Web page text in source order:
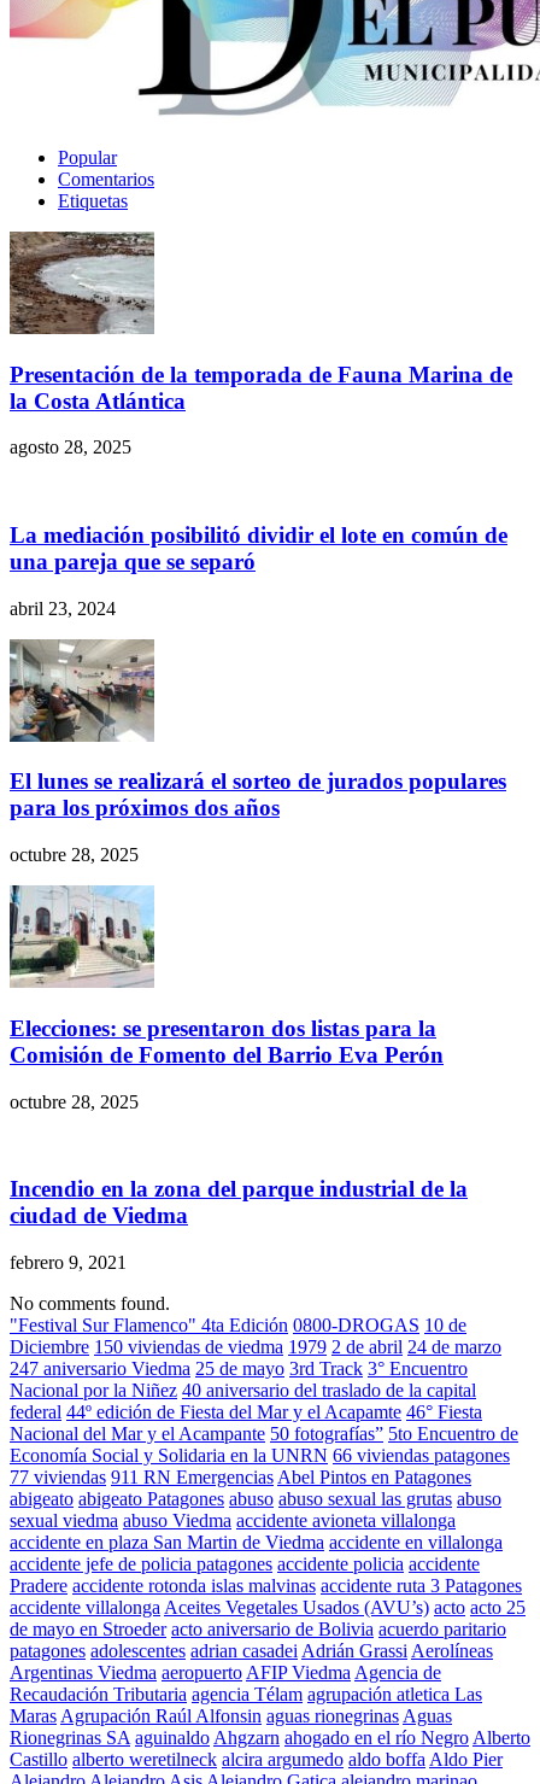
Popular
Comentarios
Etiquetas
Presentación de la temporada de Fauna Marina de
la Costa Atlántica
agosto 28, 2025
La mediación posibilitó dividir el lote en común de
una pareja que se separó
abril 23, 2024
El lunes se realizará el sorteo de jurados populares
para los próximos dos años
octubre 28, 2025
Elecciones: se presentaron dos listas para la
Comisión de Fomento del Barrio Eva Perón
octubre 28, 2025
Incendio en la zona del parque industrial de la
ciudad de Viedma
febrero 9, 2021
No comments found.
"Festival Sur Flamenco" 4ta Edición 0800-DROGAS 10 de
Diciembre 150 viviendas de viedma 1979 2 de abril 24 de marzo
247 aniversario Viedma 25 de mayo 3rd Track 3° Encuentro
Nacional por la Niñez 40 aniversario del traslado de la capital
federal 44º edición de Fiesta del Mar y el Acapamte 46° Fiesta
Nacional del Mar y el Acampante 50 fotografías” 5to Encuentro de
Economía Social y Solidaria en la UNRN 66 viviendas patagones
77 viviendas 911 RN Emergencias Abel Pintos en Patagones
abigeato abigeato Patagones abuso abuso sexual las grutas abuso
sexual viedma abuso Viedma accidente avioneta villalonga
accidente en plaza San Martin de Viedma accidente en villalonga
accidente jefe de policia patagones accidente policia accidente
Pradere accidente rotonda islas malvinas accidente ruta 3 Patagones
accidente villalonga Aceites Vegetales Usados (AVU’s) acto acto 25
de mayo en Stroeder acto aniversario de Bolivia acuerdo paritario
patagones adolescentes adrian casadei Adrián Grassi Aerolíneas
Argentinas Viedma aeropuerto AFIP Viedma Agencia de
Recaudación Tributaria agencia Télam agrupación atletica Las
Maras Agrupación Raúl Alfonsin aguas rionegrinas Aguas
Rionegrinas SA aguinaldo Ahgzarn ahogado en el río Negro Alberto
Castillo alberto weretilneck alcira argumedo aldo boffa Aldo Pier